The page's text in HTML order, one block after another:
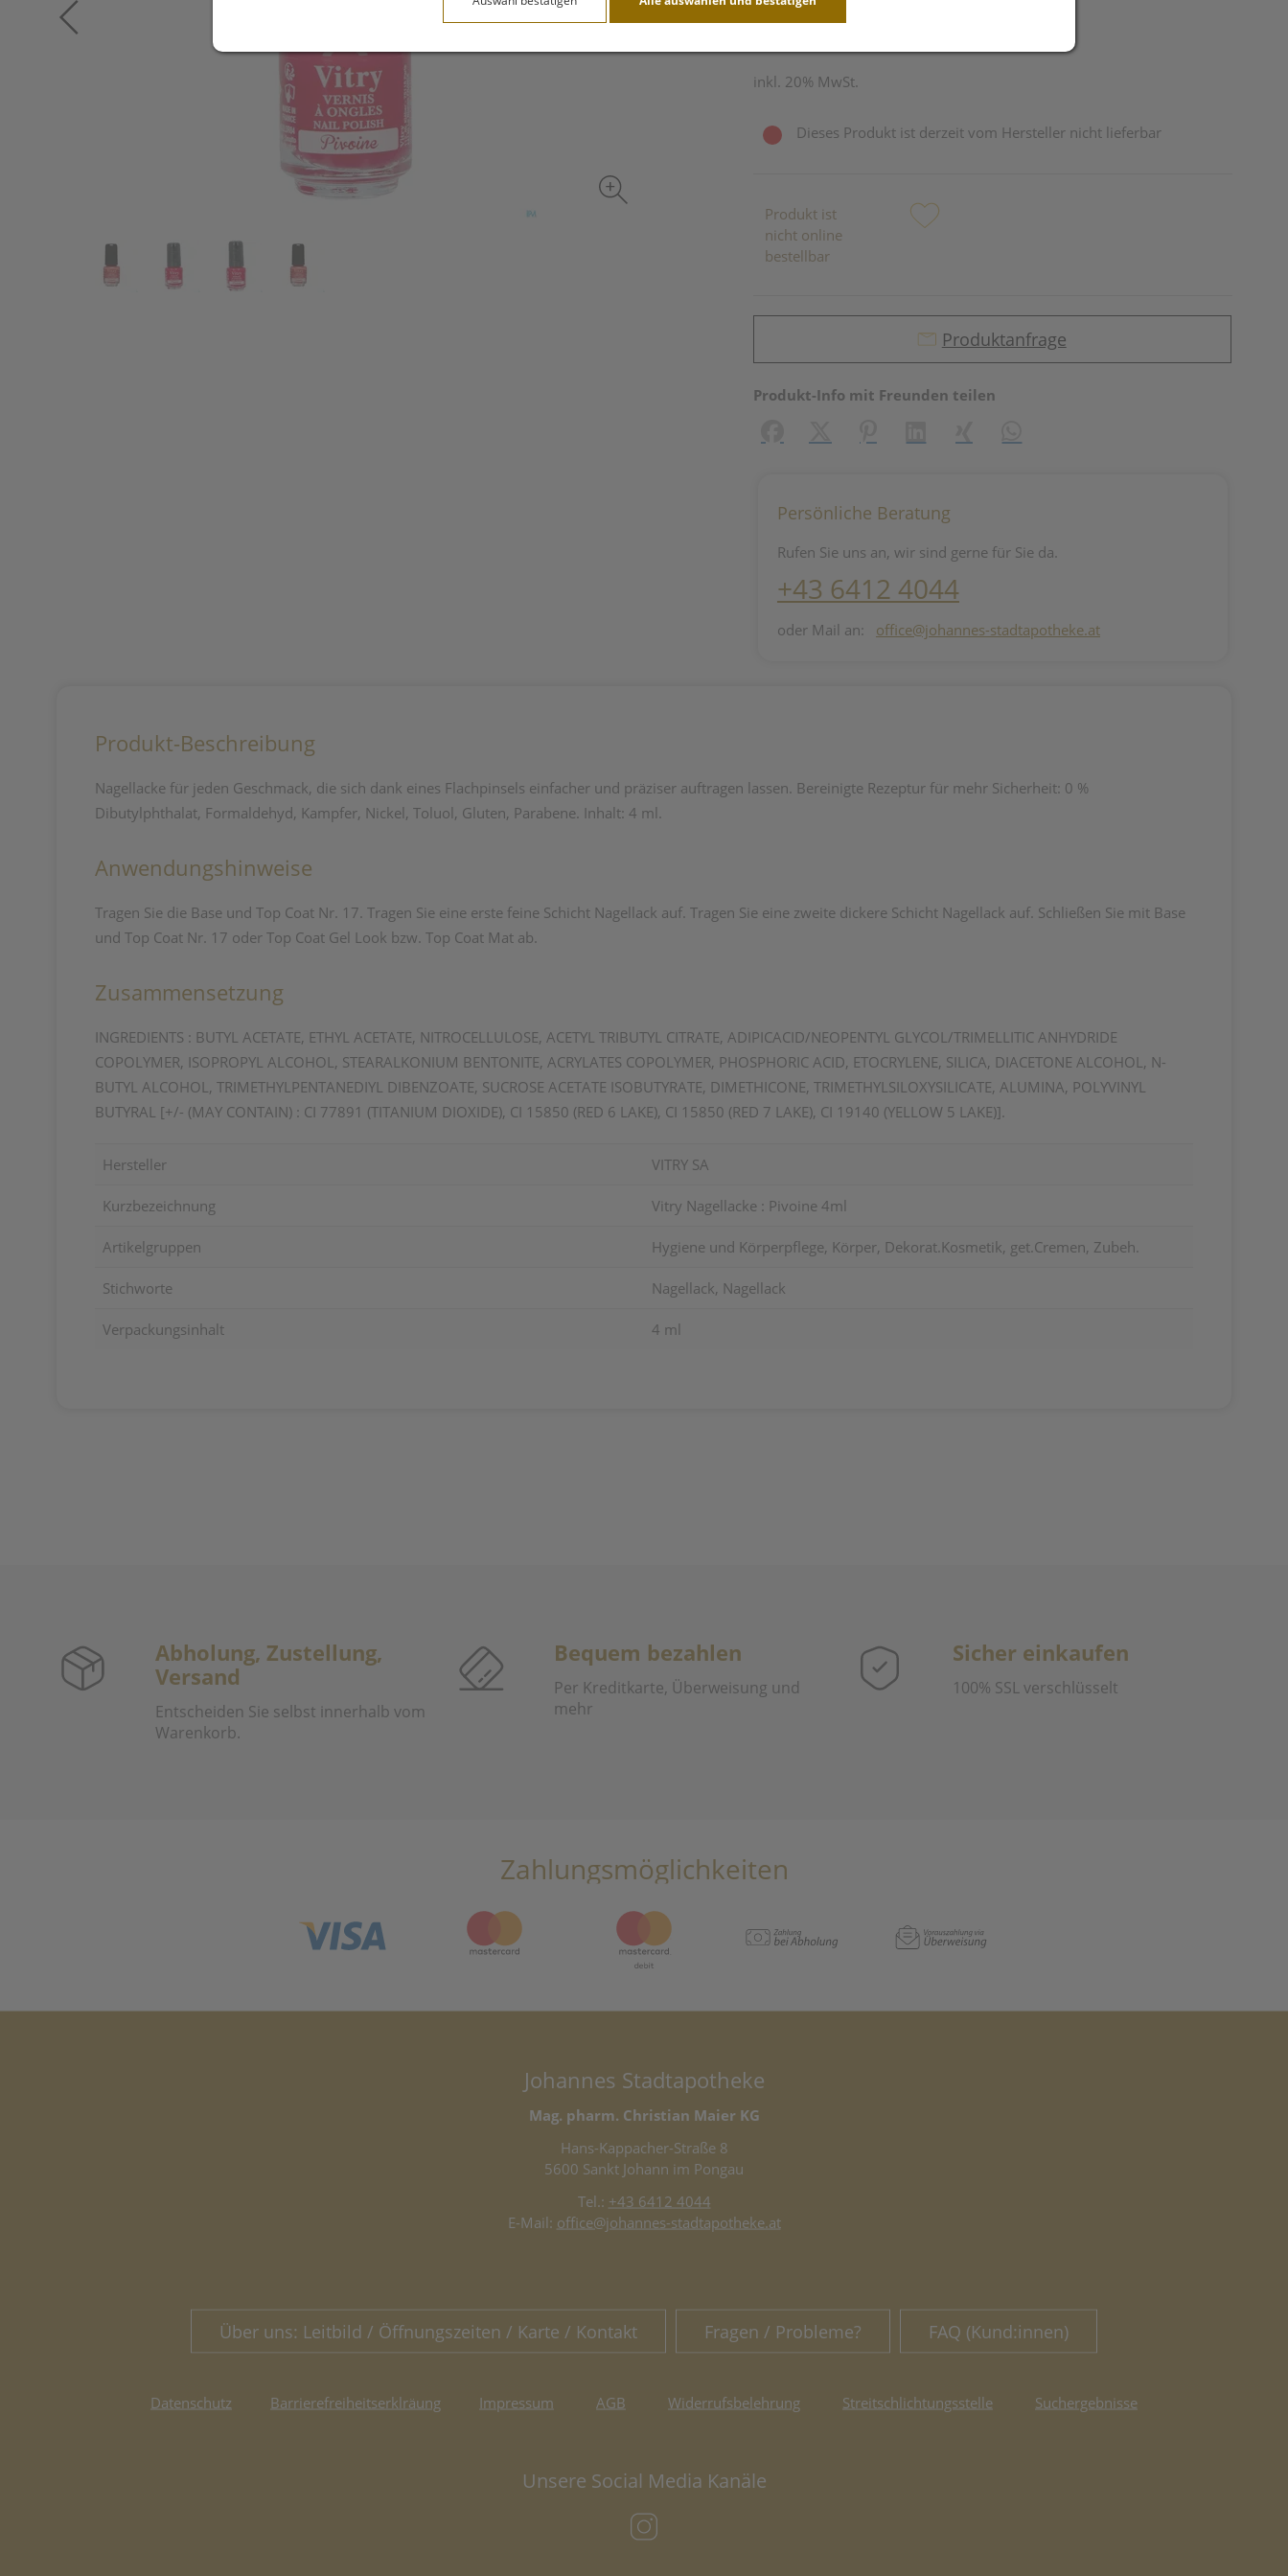
inkl. 20% MwSt.
Dieses Produkt ist derzeit vom Hersteller nicht lieferbar
Produkt ist
nicht online
bestellbar
Produktanfrage
Produkt-Info mit Freunden teilen
Persönliche Beratung
Rufen Sie uns an, wir sind gerne für Sie da.
+43 6412 4044
oder Mail an: office@johannes-stadtapotheke.at
Produkt-Beschreibung
Nagellacke für jeden Geschmack, die sich dank eines Flachpinsels einfacher und präziser auftragen lassen. Bereinigte Rezeptur für mehr Sicherheit: 0 %
Dibutylphthalat, Formaldehyd, Kampfer, Nickel, Toluol, Gluten, Parabene. Inhalt: 4 ml.
Anwendungshinweise
Tragen Sie die Base und Top Coat Nr. 17. Tragen Sie eine erste feine Schicht Nagellack auf. Tragen Sie eine zweite dickere Schicht Nagellack auf. Schließen Sie mit Base
und Top Coat Nr. 17 oder Top Coat Gel Look bzw. Top Coat Mat ab.
Zusammensetzung
INGREDIENTS : BUTYL ACETATE, ETHYL ACETATE, NITROCELLULOSE, ACETYL TRIBUTYL CITRATE, ADIPICACID/NEOPENTYL GLYCOL/TRIMELLITIC ANHYDRIDE
COPOLYMER, ISOPROPYL ALCOHOL, STEARALKONIUM BENTONITE, ACRYLATES COPOLYMER, PHOSPHORIC ACID, ETOCRYLENE, SILICA, DIACETONE ALCOHOL, N-
BUTYL ALCOHOL, TRIMETHYLPENTANEDIYL DIBENZOATE, SUCROSE ACETATE ISOBUTYRATE, DIMETHICONE, TRIMETHYLSILOXYSILICATE, ALUMINA, POLYVINYL
BUTYRAL [+/- (MAY CONTAIN) : CI 77891 (TITANIUM DIOXIDE), CI 15850 (RED 6 LAKE), CI 15850 (RED 7 LAKE), CI 19140 (YELLOW 5 LAKE)].
Hersteller VITRY SA
Kurzbezeichnung Vitry Nagellacke : Pivoine 4ml
Artikelgruppen Hygiene und Körperpflege, Körper, Dekorat.Kosmetik, get.Cremen, Zubeh.
Stichworte Nagellack, Nagellack
Verpackungsinhalt 4 ml
Abholung, Zustellung,
Versand
Entscheiden Sie selbst innerhalb vom
Warenkorb.
Bequem bezahlen
Per Kreditkarte, Überweisung und
mehr
Sicher einkaufen
100% SSL verschlüsselt
Zahlungsmöglichkeiten
Johannes Stadtapotheke
Mag. pharm. Christian Maier KG
Hans-Kappacher-Straße 8
5600 Sankt Johann im Pongau
Tel.: +43 6412 4044
E-Mail: office@johannes-stadtapotheke.at
Über uns: Leitbild / Öffnungszeiten / Karte / Kontakt Fragen / Probleme? FAQ (Kund:innen)
Datenschutz Barrierefreiheitserklräung Impressum AGB Widerrufsbelehrung Streitschlichtungsstelle Suchergebnisse
Unsere Social Media Kanäle